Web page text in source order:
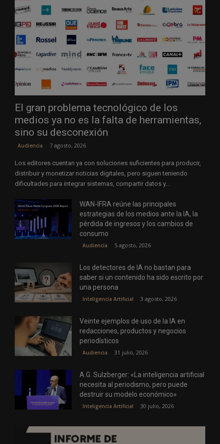
El gran problema tecnológico de los
medios ya no es la falta de herramientas,
sino su desconexión
Audiencia 7 agosto, 2026
Los editores cuentan ya con soluciones suficientes para producir,
distribuir y monetizar noticias digitales, pero siguen teniendo
dificultades para integrar sistemas, compartir datos y...
WAN-IFRA reúne las principales
estrategias de los medios ante la IA, la
pérdida de ingresos y los cambios de
consumo
Audiencia 5 agosto, 2026
Los detectores de IA no bastan para
saber si un contenido ha sido escrito por
una persona
Inteligencia Artificial 3 agosto, 2026
Veinte ejemplos de uso de la IA en
redacciones, productos y negocios
periodísticos
Audiencia 31 julio, 2026
A.G. Sulzberger: «La inteligencia artificial
necesita al periodismo, pero puede
destruir su modelo económico»
Inteligencia Artificial 30 julio, 2026